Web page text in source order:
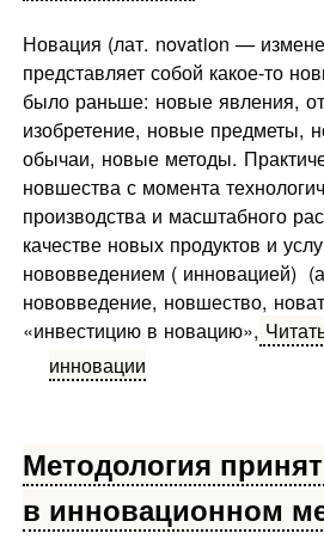
Новация (лат. novation —
представляет собой какое-то
было раньше: новые явления,
изобретение, новые предметы,
обычаи, новые методы.
новшества с момента
производства и масштабного
качестве новых продуктов и
нововведением ( инновацией)
нововведение, новшество,
«инвестицию в новацию»,
инновации
Методология
в инновационном